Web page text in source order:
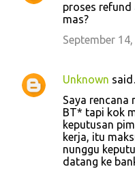
proses refund
mas?
September
Unknown
Saya rencana
BT* tapi kok
keputusan
kerja, itu
nunggu
datang ke